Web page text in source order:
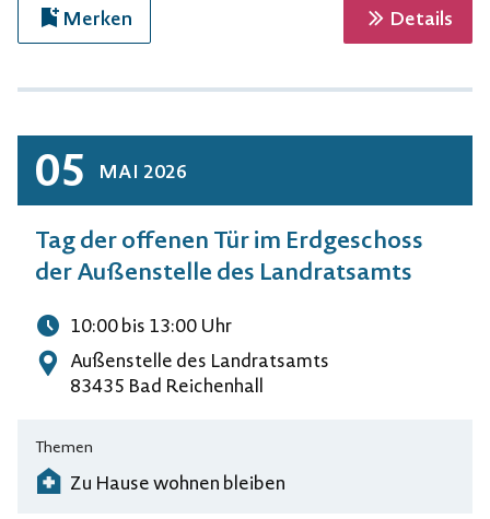
Merken Details
Tag der offenen Tür im Erdgeschoss
der Außenstelle des Landratsamts
05 MAI 2026
Uhrzeit
10:00bis 13:00 Uhr
Adresse
Außenstelle des Landratsamts
83435 Bad Reichenhall
Themen
Zu Hause wohnen bleiben